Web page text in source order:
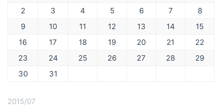
2
3 4 5 6 7
8
9
10 11 12 13 14
15
16
17 18 19 20 21
22
23
24 25 26 27 28
29
30
31
2015/07